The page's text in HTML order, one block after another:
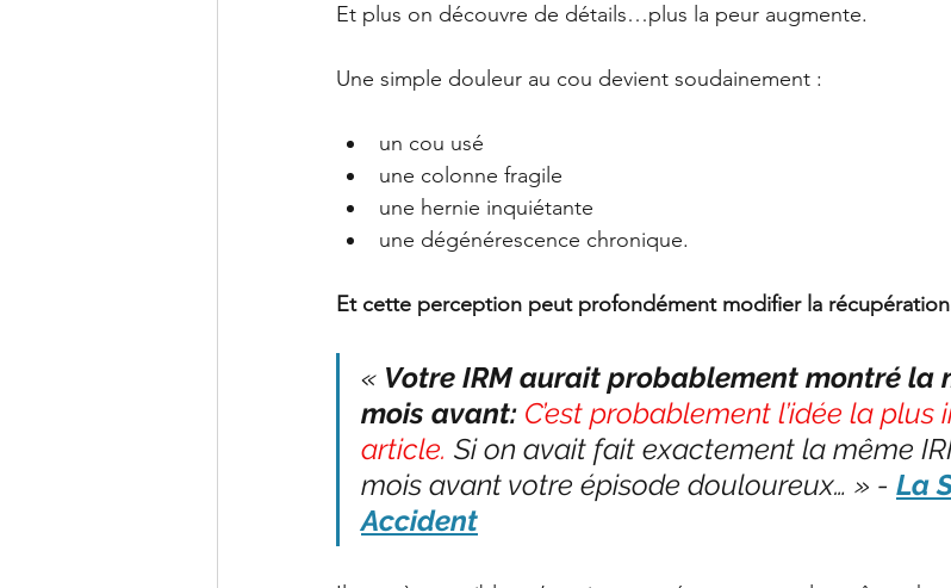
Et plus on découvre de détails…plus la peur augmente.
Une simple douleur au cou devient soudainement :
un cou usé
une colonne fragile
une hernie inquiétante
une dégénérescence chronique.
Et cette perception peut profondément modifier la
« Votre IRM aurait probablement montré la
mois avant: C’est probablement l’idée la
article. Si on avait fait exactement la même
mois avant votre épisode douloureux… » - La
Accident